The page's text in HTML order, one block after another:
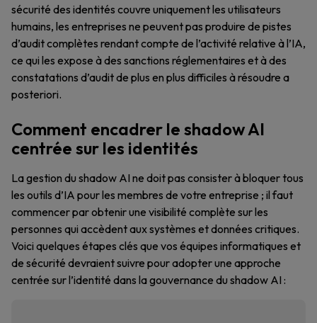
sécurité des identités couvre uniquement les utilisateurs
humains, les entreprises ne peuvent pas produire de pistes
d’audit complètes rendant compte de l’activité relative à l’IA,
ce qui les expose à des sanctions réglementaires et à des
constatations d’audit de plus en plus difficiles à résoudre a
posteriori.
Comment encadrer le shadow AI
centrée sur les identités
La gestion du shadow AI ne doit pas consister à bloquer tous
les outils d’IA pour les membres de votre entreprise ; il faut
commencer par obtenir une visibilité complète sur les
personnes qui accèdent aux systèmes et données critiques.
Voici quelques étapes clés que vos équipes informatiques et
de sécurité devraient suivre pour adopter une approche
centrée sur l’identité dans la gouvernance du shadow AI :